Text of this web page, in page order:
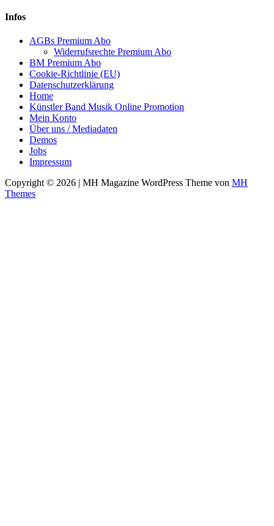
Infos
AGBs Premium Abo
Widerrufsrechte Premium Abo
BM Premium Abo
Cookie-Richtlinie (EU)
Datenschutzerklärung
Home
Künstler Band Musik Online Promotion
Mein Konto
Über uns / Mediadaten
Demos
Jobs
Impressum
Copyright © 2026 | MH Magazine WordPress Theme von MH
Themes